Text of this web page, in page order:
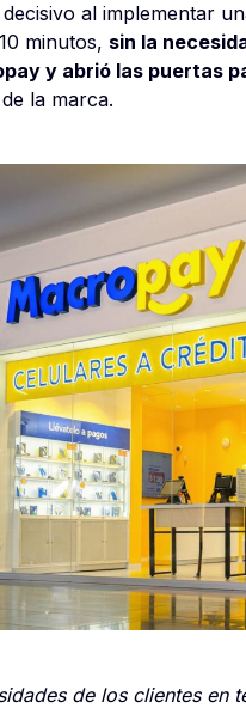
al implementar
minutos, sin la
y abrió las puertas
la marca.
de los clientes en